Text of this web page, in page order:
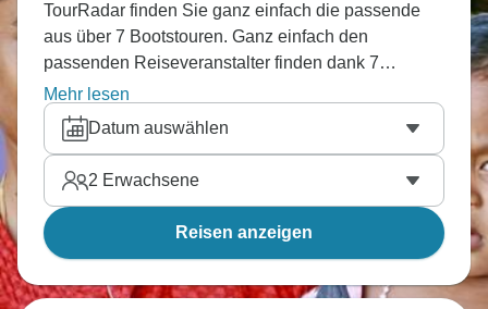
TourRadar finden Sie ganz einfach die passende
aus über 7 Bootstouren. Ganz einfach den
passenden Reiseveranstalter finden dank 7
Erfahrungsberichten.
Mehr lesen
Datum auswählen
2 Erwachsene
Reisen anzeigen